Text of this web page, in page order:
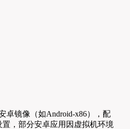
卓镜像（如Android-x86），配
，部分安卓应用因虚拟机环境